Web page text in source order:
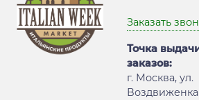
Заказать
Точка
заказов:
г. Москва, ул.
Воздвиженка